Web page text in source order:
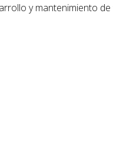
y mantenimiento